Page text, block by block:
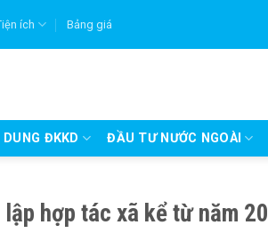
ích Bảng giá
ĐKKD ĐẦU TƯ NƯỚC NGOÀI
hợp tác xã kể từ năm